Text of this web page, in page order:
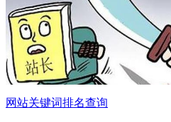
网站关键词排名查询